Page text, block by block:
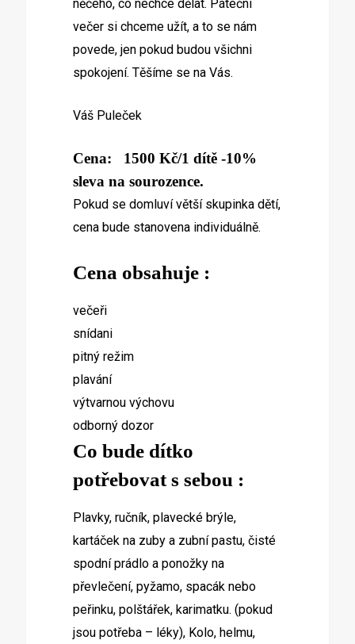
něčeho, co nechce dělat. Páteční
večer si chceme užít, a to se nám
povede, jen pokud budou všichni
spokojení. Těšíme se na Vás.
Váš Puleček
Cena: 1500 Kč/1 dítě -10%
sleva na sourozence.
Pokud se domluví větší skupinka dětí,
cena bude stanovena individuálně.
Cena obsahuje :
večeři
snídani
pitný režim
plavání
výtvarnou výchovu
odborný dozor
Co bude dítko
potřebovat s sebou :
Plavky, ručník, plavecké brýle,
kartáček na zuby a zubní pastu, čisté
spodní prádlo a ponožky na
převlečení, pyžamo, spacák nebo
peřinku, polštářek, karimatku. (pokud
jsou potřeba – léky), Kolo, helmu,